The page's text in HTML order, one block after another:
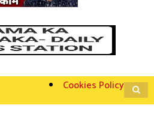
Cookies Policy